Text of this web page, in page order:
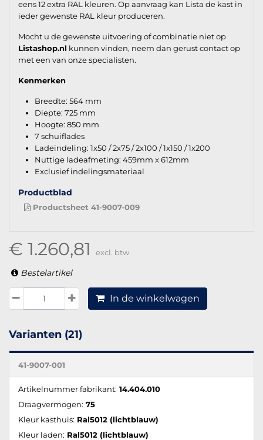
eens 12 extra RAL kleuren. Op aanvraag kan Lista de kast in
ieder gewenste RAL kleur produceren.
Mocht u de gewenste uitvoering of combinatie niet op
Listashop.nl kunnen vinden, neem dan gerust contact op
met een van onze specialisten.
Kenmerken
Breedte: 564 mm
Diepte: 725 mm
Hoogte: 850 mm
7 schuiflades
Ladeindeling: 1x50 / 2x75 / 2x100 / 1x150 / 1x200
Nuttige ladeafmeting: 459mm x 612mm
Exclusief indelingsmateriaal
Productblad
Productsheet 41-9007-009
€ 1.260,81 excl. btw
Bestelartikel
In de winkelwagen
Varianten (21)
41-9007-001
Artikelnummer fabrikant: 14.404.010
Draagvermogen: 75
Kleur kasthuis: Ral5012 (lichtblauw)
Kleur laden: Ral5012 (lichtblauw)